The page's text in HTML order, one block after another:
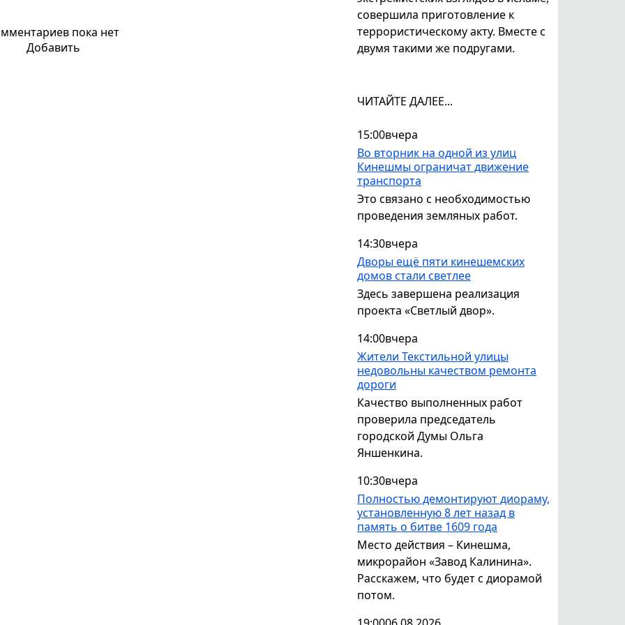
совершила приготовление к
террористическому акту. Вместе с
двумя такими же подругами.
ЧИТАЙТЕ ДАЛЕЕ...
15:00вчера
Во вторник на одной из улиц
Кинешмы ограничат движение
транспорта
Это связано с необходимостью
проведения земляных работ.
14:30вчера
Дворы ещё пяти кинешемских
домов стали светлее
Здесь завершена реализация
проекта «Светлый двор».
14:00вчера
Жители Текстильной улицы
недовольны качеством ремонта
дороги
Качество выполненных работ
проверила председатель
городской Думы Ольга
Яншенкина.
10:30вчера
Полностью демонтируют диораму,
установленную 8 лет назад в
память о битве 1609 года
Место действия – Кинешма,
микрорайон «Завод Калинина».
Расскажем, что будет с диорамой
потом.
пока нет
Добавить